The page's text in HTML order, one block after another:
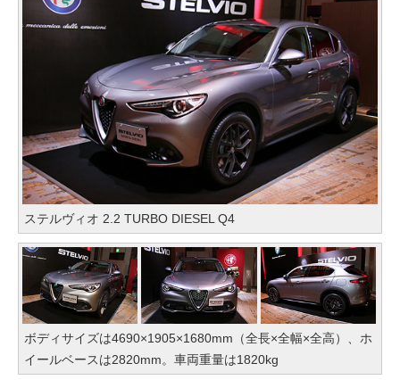
ステルヴィオ 2.2 TURBO DIESEL Q4
ボディサイズは4690×1905×1680mm（全長×全幅×全高）、ホ
イールベースは2820mm。車両重量は1820kg